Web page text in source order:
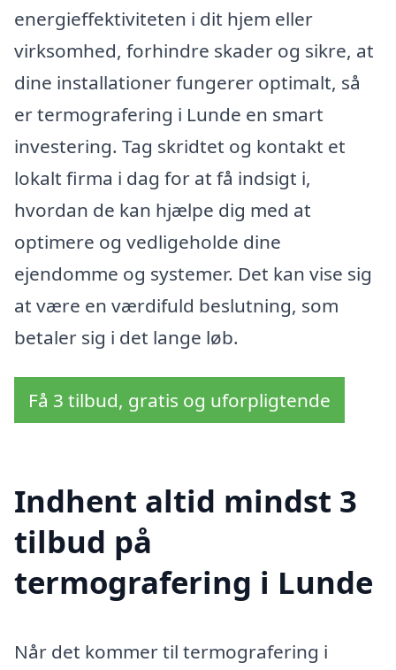
energieffektiviteten i dit hjem eller
virksomhed, forhindre skader og sikre, at
dine installationer fungerer optimalt, så
er termografering i Lunde en smart
investering. Tag skridtet og kontakt et
lokalt firma i dag for at få indsigt i,
hvordan de kan hjælpe dig med at
optimere og vedligeholde dine
ejendomme og systemer. Det kan vise sig
at være en værdifuld beslutning, som
betaler sig i det lange løb.
Få 3 tilbud, gratis og uforpligtende
Indhent altid mindst 3
tilbud på
termografering i Lunde
Når det kommer til termografering i